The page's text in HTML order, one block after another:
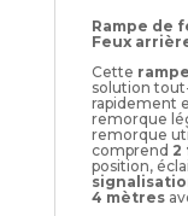
Rampe de
Feux
Cette
solution
rapidement
remorque
remorque
comprend 2
position,
4 mètres